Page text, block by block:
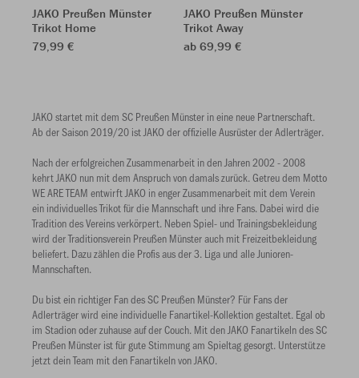
JAKO Preußen Münster
Trikot Home
79,99 €
JAKO Preußen Münster
Trikot Away
ab 69,99 €
JAKO startet mit dem SC Preußen Münster in eine neue Partnerschaft.
Ab der Saison 2019/20 ist JAKO der offizielle Ausrüster der Adlerträger.
Nach der erfolgreichen Zusammenarbeit in den Jahren 2002 - 2008
kehrt JAKO nun mit dem Anspruch von damals zurück. Getreu dem Motto
WE ARE TEAM entwirft JAKO in enger Zusammenarbeit mit dem Verein
ein individuelles Trikot für die Mannschaft und ihre Fans. Dabei wird die
Tradition des Vereins verkörpert. Neben Spiel- und Trainingsbekleidung
wird der Traditionsverein Preußen Münster auch mit Freizeitbekleidung
beliefert. Dazu zählen die Profis aus der 3. Liga und alle Junioren-
Mannschaften.
Du bist ein richtiger Fan des SC Preußen Münster? Für Fans der
Adlerträger wird eine individuelle Fanartikel-Kollektion gestaltet. Egal ob
im Stadion oder zuhause auf der Couch. Mit den JAKO Fanartikeln des SC
Preußen Münster ist für gute Stimmung am Spieltag gesorgt. Unterstütze
jetzt dein Team mit den Fanartikeln von JAKO.